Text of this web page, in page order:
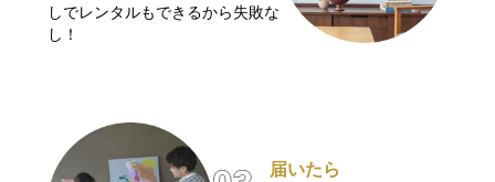
しでレンタルもできるから失敗な
し！
届いたら